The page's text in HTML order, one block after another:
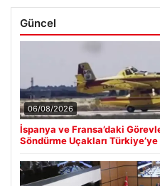
Güncel
06/08/2026
İspanya ve Fransa’daki
Söndürme Uçakları Türkiye’ye